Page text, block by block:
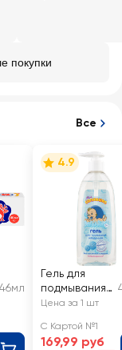
покупки
Все
46мл
4.9
Гель для
подмывания
младенцев
СОЛНЫШКО
Цена за 1 шт
С Картой №1
169,99 руб